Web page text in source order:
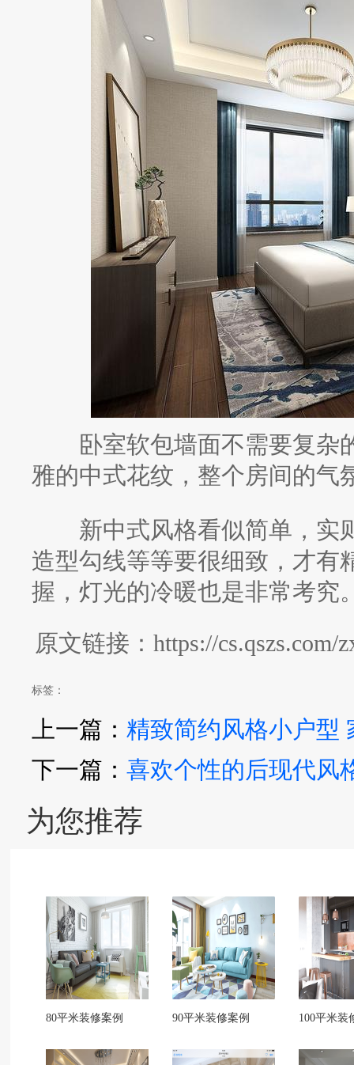
卧室软包墙面不需要复杂
雅的中式花纹，整个房间的气
新中式风格看似简单，实
造型勾线等等要很细致，才有
握，灯光的冷暖也是非常考究
原文链接：https://cs.qszs.com/
标签：
上一篇： 精致简约风格小户型
下一篇： 喜欢个性的后现代风
为您推荐
80平米装修案例 90平米装修案例 100平米装